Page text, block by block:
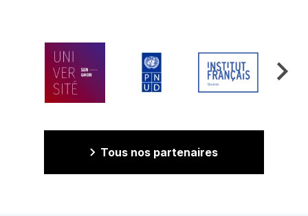
Tous nos partenaires